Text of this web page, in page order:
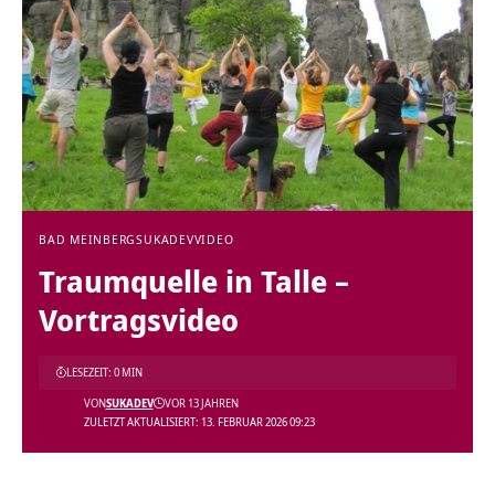
BAD MEINBERGSUKADEVVIDEO
Traumquelle in Talle‏‎ –
Vortragsvideo
ZULETZT AKTUALISIERT: 13. FEBRUAR 2026 09:23
VONSUKADEV VOR 13 JAHREN
LESEZEIT: 0 MIN